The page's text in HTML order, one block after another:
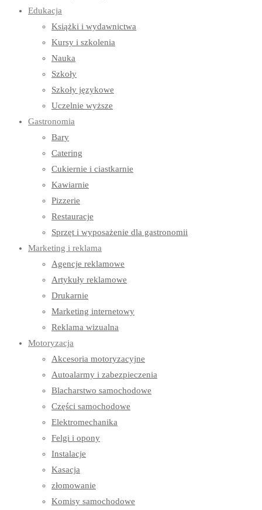
Edukacja
Książki i wydawnictwa
Kursy i szkolenia
Nauka
Szkoły
Szkoły językowe
Uczelnie wyższe
Gastronomia
Bary
Catering
Cukiernie i ciastkarnie
Kawiarnie
Pizzerie
Restauracje
Sprzęt i wyposażenie dla gastronomii
Marketing i reklama
Agencje reklamowe
Artykuły reklamowe
Drukarnie
Marketing internetowy
Reklama wizualna
Motoryzacja
Akcesoria motoryzacyjne
Autoalarmy i zabezpieczenia
Blacharstwo samochodowe
Części samochodowe
Elektromechanika
Felgi i opony
Instalacje
Kasacja
złomowanie
Komisy samochodowe